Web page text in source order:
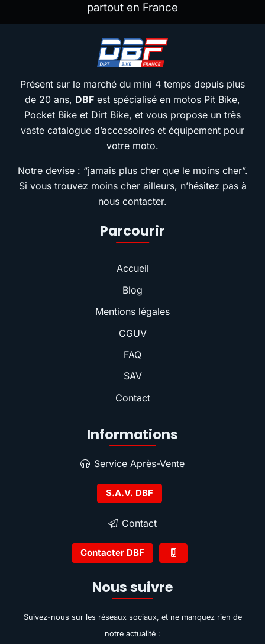
partout en France
Présent sur le marché du mini 4 temps depuis plus
de 20 ans, DBF est spécialisé en motos Pit Bike,
Pocket Bike et Dirt Bike, et vous propose un très
vaste catalogue d’accessoires et équipement pour
votre moto.
Notre devise : “jamais plus cher que le moins cher”.
Si vous trouvez moins cher ailleurs, n’hésitez pas à
nous contacter.
Parcourir
Accueil
Blog
Mentions légales
CGUV
FAQ
SAV
Contact
Informations
Service Après-Vente
S.A.V. DBF
Contact
Contacter DBF
Nous suivre
Suivez-nous sur les réseaux sociaux, et ne manquez rien de
notre actualité :